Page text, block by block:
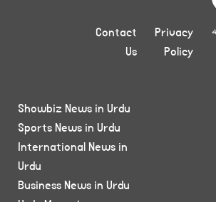
Privacy
Policy
Contact
Us
Showbiz News in Urdu
Sports News in Urdu
International News in
Urdu
Business News in Urdu